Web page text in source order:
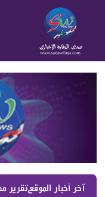
آخر أخبار الموقع :